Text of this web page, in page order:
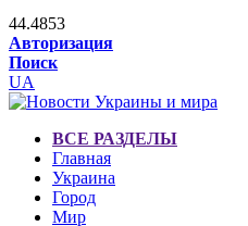
44.4853
Авторизация
Поиск
UA
ВСЕ РАЗДЕЛЫ
Главная
Украина
Город
Мир